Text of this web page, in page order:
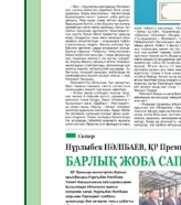
АПВ
06.08.2026
Open Air:
көрерменнің
06.08.2026